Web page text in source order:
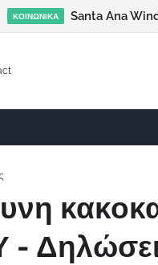
ΚΟΙΝΩΝΙΚΆ Santa Ana
-